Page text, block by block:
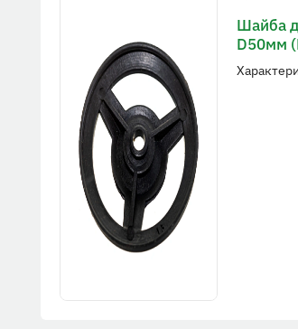
Шайба
D50мм